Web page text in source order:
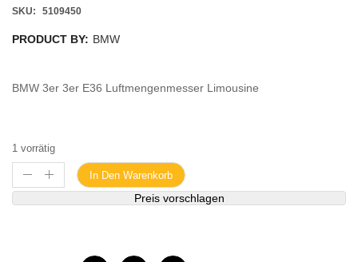
SKU: 5109450
PRODUCT BY: BMW
BMW 3er 3er E36 Luftmengenmesser Limousine
1 vorrätig
In Den Warenkorb
Preis vorschlagen